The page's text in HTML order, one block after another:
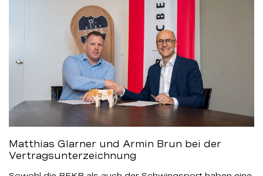
Matthias Glarner und Armin Brun bei der
Vertragsunterzeichnung